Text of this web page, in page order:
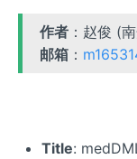
作者 ：赵俊 (
邮箱 ：
Title: